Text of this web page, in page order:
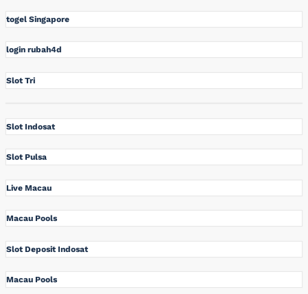
togel Singapore
login rubah4d
Slot Tri
Slot Indosat
Slot Pulsa
Live Macau
Macau Pools
Slot Deposit Indosat
Macau Pools